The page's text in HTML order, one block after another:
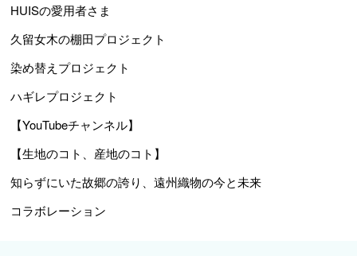
HUISの愛用者さま
久留女木の棚田プロジェクト
染め替えプロジェクト
ハギレプロジェクト
【YouTubeチャンネル】
【生地のコト、産地のコト】
知らずにいた故郷の誇り、遠州織物の今と未来
コラボレーション